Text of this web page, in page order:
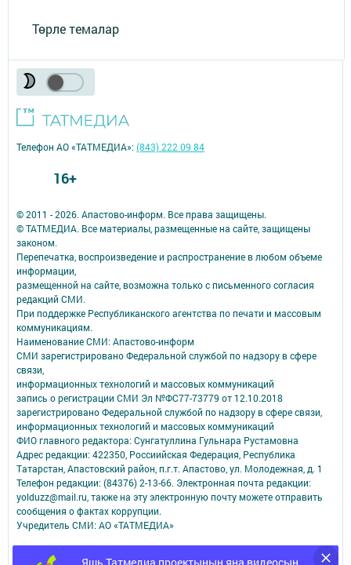
Төрле темалар
© 2011 - 2026. Апастово-информ. Все права защищены.
© ТАТМЕДИА. Все материалы, размещенные на сайте, защищены
законом.
Перепечатка, воспроизведение и распространение в любом объеме
информации,
размещенной на сайте, возможна только с письменного согласия
редакций СМИ.
При поддержке Республиканского агентства по печати и массовым
коммуникациям.
Наименование СМИ: Апастово-информ
СМИ зарегистрировано Федеральной службой по надзору в сфере
связи,
информационных технологий и массовых коммуникаций
запись о регистрации СМИ Эл №ФС77-73779 от 12.10.2018
зарегистрировано Федеральной службой по надзору в сфере связи,
информационных технологий и массовых коммуникаций
ФИО главного редактора: Сунгатуллина Гульнара Рустамовна
Адрес редакции: 422350, Россиийская Федерация, Республика
Татарстан, Апастовский район, п.г.т. Апастово, ул. Молодежная, д. 1
Телефон редакции: (84376) 2-13-66. Электронная почта редакции:
yolduzz@mail.ru, также на эту электронную почту можете отправить
сообщения о фактах коррупции.
Учредитель СМИ: АО «ТАТМЕДИА»
Антикоррупционная политика
Телефон АО «ТАТМЕДИА»:(843) 222 09 84
16+